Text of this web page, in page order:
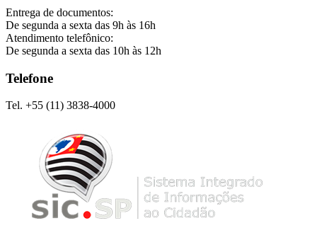
Entrega de documentos:
De segunda a sexta das 9h às 16h
Atendimento telefônico:
De segunda a sexta das 10h às 12h
Telefone
Tel. +55 (11) 3838-4000